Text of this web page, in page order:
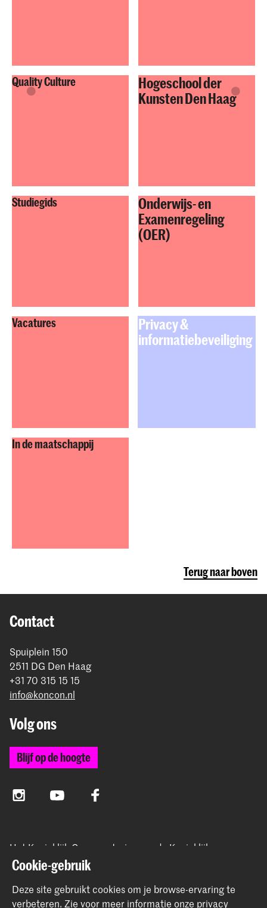
Quality Culture
Hogeschool der
Kunsten Den Haag
Studiegids
Onderwijs- en
Examenregeling
(OER)
Vacatures
Privacy &
informatiebeveiliging
In de maatschappij
Terug naar boven
Contact
Spuiplein 150
2511 DG Den Haag
+31 70 315 15 15
info@koncon.nl
Volg ons
Blijf op de hoogte
InstagramYouTube Facebook
Het Koninklijk Conservatorium en de Koninklijke
Academie van Beeldende Kunsten vormen samen
Hogeschool der Kunsten Den Haag.
Cookie-gebruik
Deze site gebruikt cookies om je browse-ervaring te
verbeteren. Zie voor meer informatie onze privacy